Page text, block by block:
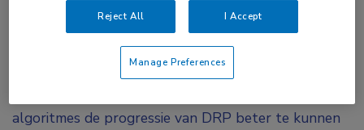
Mogelijk kan AI hierbij helpen.
Doel van de studie ‘Identifying the Risk of Diabetic
Retinopathy Progression Using Machine Learning on
algoritmes de progressie van DRP beter te kunnen
Reject All I Accept
Manage Preferences